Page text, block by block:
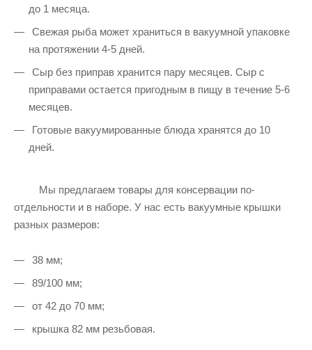
до 1 месяца.
Свежая рыба может храниться в вакуумной упаковке
на протяжении 4-5 дней.
Сыр без приправ хранится пару месяцев. Сыр с
приправами остается пригодным в пищу в течение 5-6
месяцев.
Готовые вакуумированные блюда хранятся до 10
дней.
Мы предлагаем товары для консервации по-
отдельности и в наборе. У нас есть вакуумные крышки
разных размеров:
38 мм;
89/100 мм;
от 42 до 70 мм;
крышка 82 мм резьбовая.